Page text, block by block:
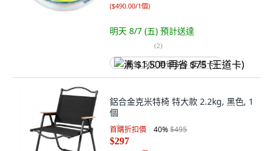
($490.00/1個)
明天 8/7 (五) 預計送達
(2)
满 $1,500 再省 $75 (王道卡)
鋁合金克米特椅 特大款 2.2kg, 黑色, 1
個
首購折扣價 40%$495
$297